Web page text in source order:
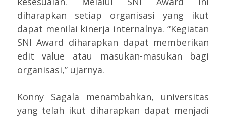
diharapkan setiap organisasi yang ikut
dapat menilai kinerja internalnya. “Kegiatan
SNI Award diharapkan dapat memberikan
edit value atau masukan-masukan bagi
organisasi,” ujarnya.
Konny Sagala menambahkan, universitas
yang telah ikut diharapkan dapat menjadi